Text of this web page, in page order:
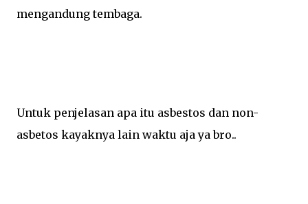
mengandung tembaga.
Untuk penjelasan apa itu asbestos dan non-
asbetos kayaknya lain waktu aja ya bro..